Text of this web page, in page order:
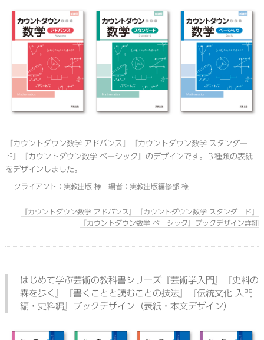
『カウントダウン数学 アドバンス』『カウントダウン数学 スタンダー
ド』『カウントダウン数学 ベーシック』のデザインです。３種類の表紙
をデザインしました。
クライアント：実教出版 様 編者：実教出版編修部 様
『カウントダウン数学 アドバンス』『カウントダウン数学 スタンダード』
『カウントダウン数学 ベーシック』ブックデザイン詳細
はじめて学ぶ芸術の教科書シリーズ『芸術学入門』『史料の
森を歩く』『書くことと読むことの技法』『伝統文化 入門
編・史料編』ブックデザイン（表紙・本文デザイン）